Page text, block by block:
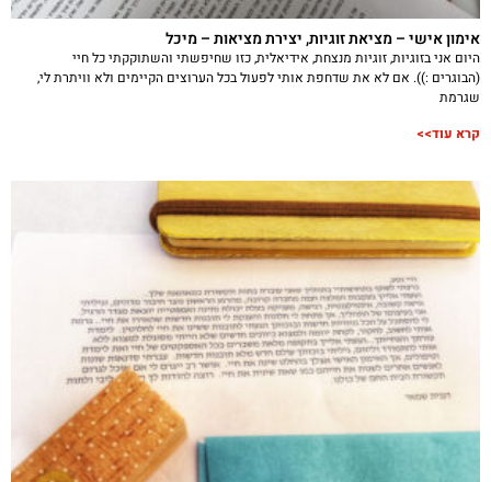
אימון אישי – מציאת זוגיות, יצירת מציאות – מיכל
היום אני בזוגיות, זוגיות מנצחת, אידיאלית, כזו שחיפשתי והשתוקקתי כל חיי
(הבוגרים :)). אם לא את שדחפת אותי לפעול בכל הערוצים הקיימים ולא וויתרת לי,
שגרמת
קרא עוד>>